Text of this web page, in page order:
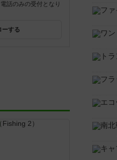
話のみの受付となり
ーする